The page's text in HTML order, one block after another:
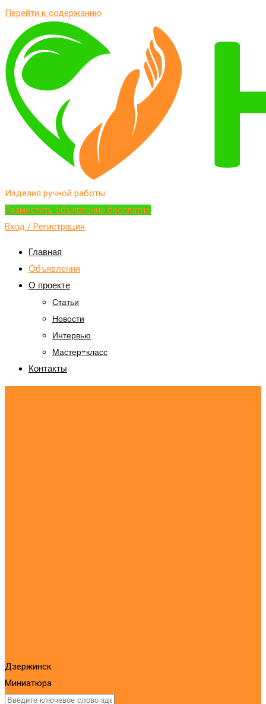
Перейти к содержанию
Изделия ручной работы
Разместить объявление бесплатно
Вход / Регистрация
Главная
Объявления
О проекте
Статьи
Новости
Интервью
Мастер-класс
Контакты
Дзержинск
Миниатюра